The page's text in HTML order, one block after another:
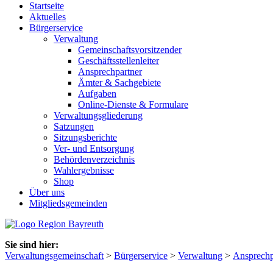
Startseite
Aktuelles
Bürgerservice
Verwaltung
Gemeinschaftsvorsitzender
Geschäftsstellenleiter
Ansprechpartner
Ämter & Sachgebiete
Aufgaben
Online-Dienste & Formulare
Verwaltungsgliederung
Satzungen
Sitzungsberichte
Ver- und Entsorgung
Behördenverzeichnis
Wahlergebnisse
Shop
Über uns
Mitgliedsgemeinden
Sie sind hier:
Verwaltungsgemeinschaft > Bürgerservice > Verwaltung >